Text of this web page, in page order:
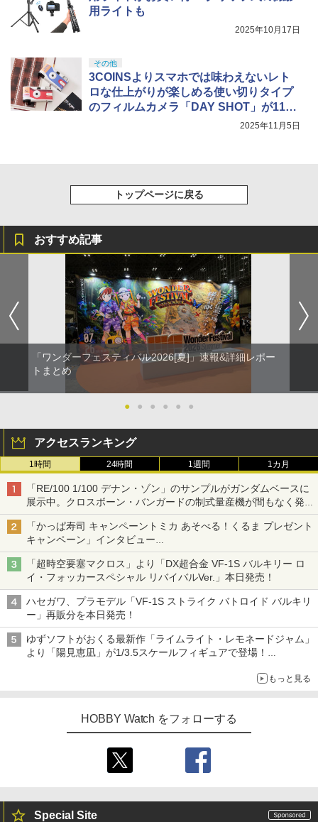
用ライトも
2025年10月17日
その他
3COINSよりスマホでは味わえないレト
ロな仕上がりが楽しめる使い切りタイプ
のフィルムカメラ「DAY SHOT」が11月
2025年11月5日
トップページに戻る
おすすめ記事
「ワンダーフェスティバル2026[夏]」速報&詳細レポー
トまとめ
● ● ● ● ● ●
アクセスランキング
1時間 24時間 1週間 1カ月
「RE/100 1/100 デナン・ゾン」のサンプルがガンダムベースに
展示中。クロスボーン・バンガードの制式量産機が間もなく発送
【ガンダムベース撮り下ろし】
「かっぱ寿司 キャンペーントミカ あそべる！くるま プレゼント
キャンペーン」インタビュー
子どもが楽しめるかっぱ寿司ならではの体験とコラボの楽しさを
追求
「超時空要塞マクロス」より「DX超合金 VF-1S バルキリー ロ
イ・フォッカースペシャル リバイバルVer.」本日発売！
ハセガワ、プラモデル「VF-1S ストライク バトロイド バルキリ
ー」再販分を本日発売！
ゆずソフトがおくる最新作「ライムライト・レモネードジャム」
より「陽見恵凪」が1/3.5スケールフィギュアで登場！
もっと見る
HOBBY Watch をフォローする
Special Site